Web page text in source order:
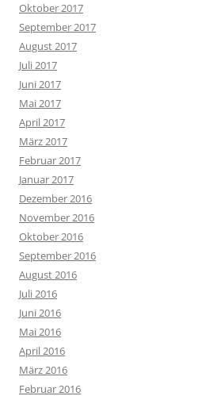
Oktober 2017
September 2017
August 2017
Juli 2017
Juni 2017
Mai 2017
April 2017
März 2017
Februar 2017
Januar 2017
Dezember 2016
November 2016
Oktober 2016
September 2016
August 2016
Juli 2016
Juni 2016
Mai 2016
April 2016
März 2016
Februar 2016